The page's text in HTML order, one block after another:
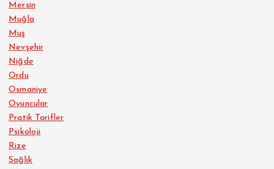
Mersin
Muğla
Muş
Nevşehir
Niğde
Ordu
Osmaniye
Oyuncular
Pratik Tarifler
Psikoloji
Rize
Sağlık